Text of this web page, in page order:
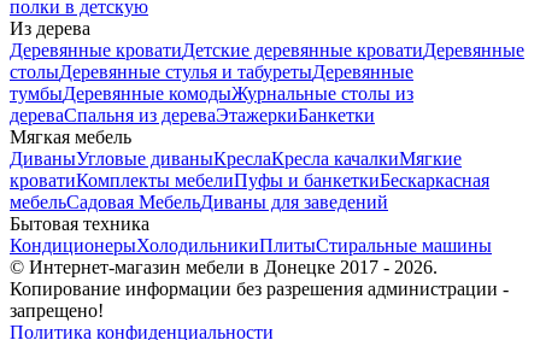
полки в детскую
Из дерева
Деревянные кроватиДетские деревянные кроватиДеревянные
столыДеревянные стулья и табуретыДеревянные
тумбыДеревянные комодыЖурнальные столы из
дереваСпальня из дереваЭтажеркиБанкетки
Мягкая мебель
ДиваныУгловые диваныКреслаКресла качалкиМягкие
кроватиКомплекты мебелиПуфы и банкеткиБескаркасная
мебельСадовая МебельДиваны для заведений
Бытовая техника
КондиционерыХолодильникиПлитыСтиральные машины
© Интернет-магазин мебели в Донецке 2017 - 2026.
Копирование информации без разрешения администрации -
запрещено!
Политика конфиденциальности